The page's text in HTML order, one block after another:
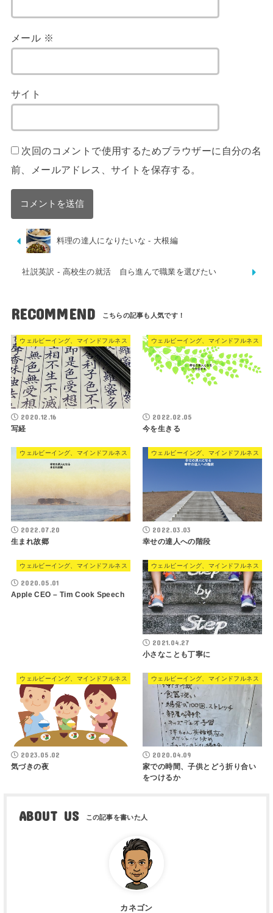
メール ※
サイト
次回のコメントで使用するためブラウザーに自分の名
前、メールアドレス、サイトを保存する。
料理の達人になりたいな - 大根編
社説英訳 - 高校生の就活 自ら進んで職業を選びたい
RECOMMEND
ウェルビーイング、マインドフルネス
2020.12.16
写経
ウェルビーイング、マインドフルネス
2022.02.05
今を生きる
ウェルビーイング、マインドフルネス
2022.07.20
生まれ故郷
ウェルビーイング、マインドフルネス
2022.03.03
幸せの達人への階段
ウェルビーイング、マインドフルネス
2020.05.01
Apple CEO – Tim Cook Speech
ウェルビーイング、マインドフルネス
2021.04.27
小さなことも丁寧に
ウェルビーイング、マインドフルネス
2023.05.02
気づきの夜
ウェルビーイング、マインドフルネス
2020.04.09
家での時間、子供とどう折り合い
をつけるか
ABOUT US
カネゴン